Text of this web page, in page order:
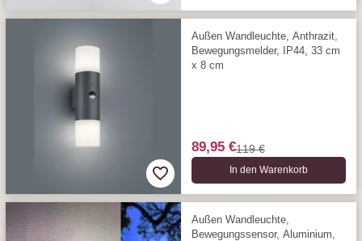
Außen Wandleuchte, Anthrazit,
Bewegungsmelder, IP44, 33 cm
x 8 cm
89,95 €119 €
In den Warenkorb
Außen Wandleuchte,
Bewegungssensor, Aluminium,